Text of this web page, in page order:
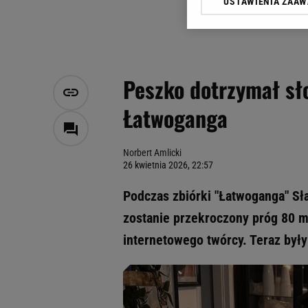
Peszko dotrzymał
Łatwoganga
Norbert Amlicki
26 kwietnia 2026, 22:57
Podczas zbiórki "Łatwoganga"
zostanie przekroczony próg 80
internetowego twórcy. Teraz
Klikając „Akceptuję”
Zaufanych Partnerów i
My, nasi Zaufani
Przechowywanie